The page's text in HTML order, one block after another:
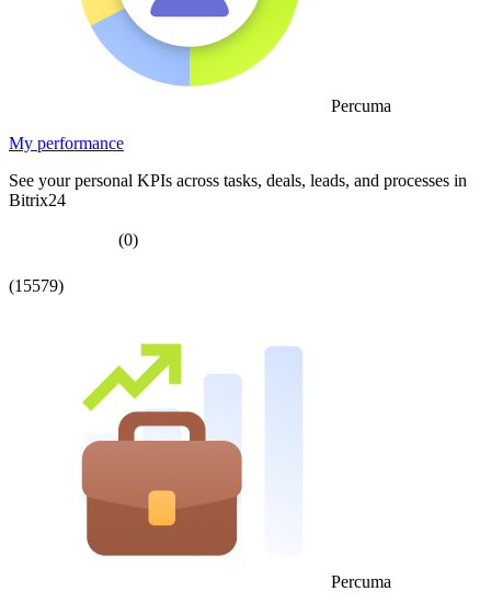
Percuma
My performance
See your personal KPIs across tasks, deals, leads, and processes in
Bitrix24
(0)
(15579)
Percuma